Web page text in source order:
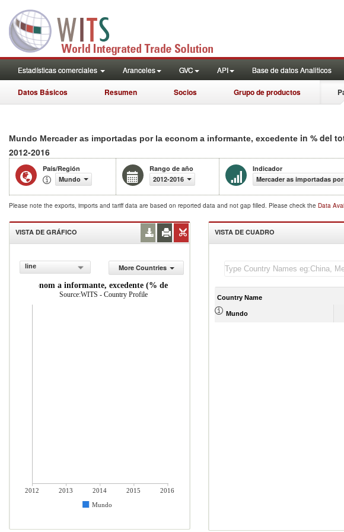
Estadísticas comerciales Aranceles GVC API Base de datos Analiticos
Datos Básicos Resumen Socios Grupo de productos
Mundo Mercader as importadas por la econom a informante, excedente in % del
2012-2016
País/Región
Mundo
Rango de año
2012-2016
Indicador
Mercader as importadas
Please note the exports, imports and tariff data are based on reported data and not gap filled. Please check the Data
VISTA DE GRÁFICO
line
More Countries
por la econom a informante, excedente (% del total de mercader as importadas)
Source:WITS - Country Profile
2012 2013 2014 2015
2016
Mundo
VISTA DE CUADRO
Country Name
Mundo